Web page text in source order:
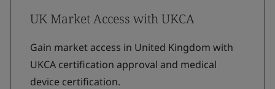
UK Market Access with UKCA
Gain market access in United Kingdom with
UKCA certification approval and medical
device certification.